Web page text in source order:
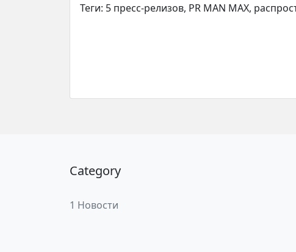
Теги: 5 пресс-релизов, PR MAN MAX,
Category
1 Новости